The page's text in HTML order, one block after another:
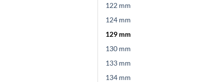
122 mm
124 mm
129 mm
130 mm
133 mm
134 mm